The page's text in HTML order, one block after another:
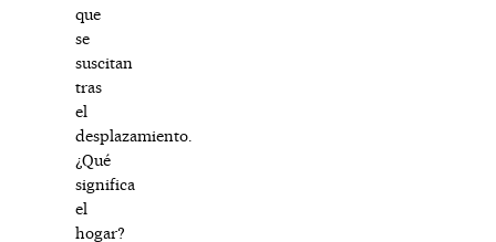
que
se
suscitan
tras
el
desplazamiento.
¿Qué
significa
el
hogar?